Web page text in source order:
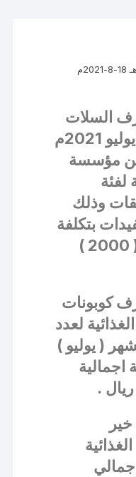
السلات
الغذائية لشهر (يوليو 2021م
مؤسسة
لفئة
وذلك
مستفيدات بتكلفة
إجمالية قدرها ( 2000 )
كوبونات
لعدد
( يوليو )
اجمالية